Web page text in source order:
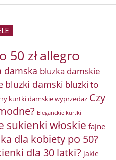
50 złallegro
damska bluzka damskie
bluzki damski bluzki to
kurtki damskie wyprzedaż Czy
Eleganckie kurtki
sukienki włoskie fajne
dla kobiety po 50?
dla 30 latki? jakie